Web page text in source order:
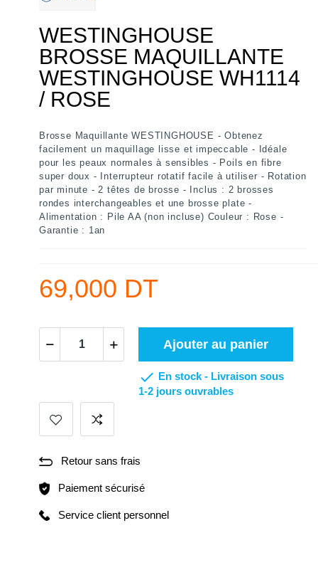
WESTINGHOUSE
BROSSE MAQUILLANTE
WESTINGHOUSE WH1114
/ ROSE
Brosse Maquillante WESTINGHOUSE - Obtenez
facilement un maquillage lisse et impeccable - Idéale
pour les peaux normales à sensibles - Poils en fibre
super doux - Interrupteur rotatif facile à utiliser - Rotation
par minute - 2 têtes de brosse - Inclus : 2 brosses
rondes interchangeables et une brosse plate -
Alimentation : Pile AA (non incluse) Couleur : Rose -
Garantie : 1an
69,000 DT
Ajouter au panier
 En stock - Livraison sous
1-2 jours ouvrables
Retour sans frais
Paiement sécurisé
Service client personnel